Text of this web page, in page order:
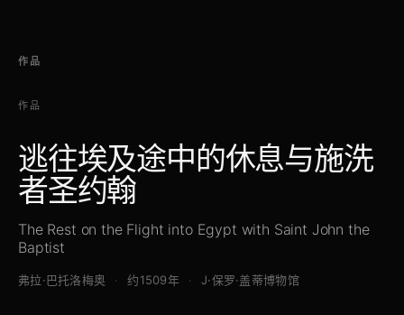
作品
作品
逃往埃及途中的休息与施洗
者圣约翰
The Rest on the Flight into Egypt with Saint John the
Baptist
弗拉·巴托洛梅奥 约1509年 J·保罗·盖蒂博物馆